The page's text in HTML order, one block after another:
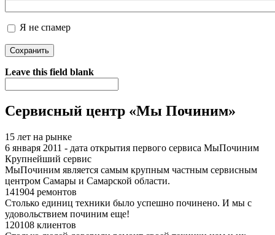
Я не спамер
Я спамер
Leave this field blank
Сервисный центр «Мы Починим»
15 лет на рынке
6 января 2011 - дата открытия первого сервиса МыПочиним
Крупнейший сервис
МыПочиним является самым крупным частным сервисным
центром Самары и Самарской области.
141904 ремонтов
Столько единиц техники было успешно починено. И мы с
удовольствием починим еще!
120108 клиентов